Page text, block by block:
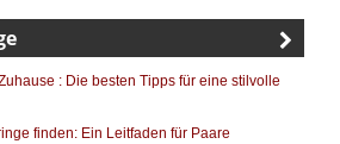
: Die besten Tipps für eine stilvolle
finden: Ein Leitfaden für Paare